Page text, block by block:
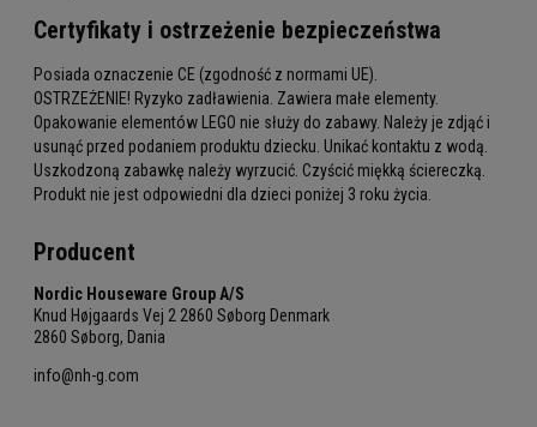
Certyfikaty i ostrzeżenie bezpieczeństwa
Posiada oznaczenie CE (zgodność z normami UE).
OSTRZEŻENIE! Ryzyko zadławienia. Zawiera małe elementy.
Opakowanie elementów LEGO nie służy do zabawy. Należy je zdjąć i
usunąć przed podaniem produktu dziecku. Unikać kontaktu z wodą.
Uszkodzoną zabawkę należy wyrzucić. Czyścić miękką ściereczką.
Produkt nie jest odpowiedni dla dzieci poniżej 3 roku życia.
Producent
Nordic Houseware Group A/S
Knud Højgaards Vej 2 2860 Søborg Denmark
2860 Søborg, Dania
info@nh-g.com